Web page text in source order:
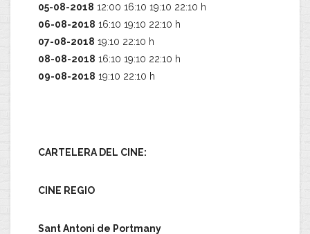
05-08-2018 12:00 16:10 19:10 22:10 h
06-08-2018 16:10 19:10 22:10 h
07-08-2018 19:10 22:10 h
08-08-2018 16:10 19:10 22:10 h
09-08-2018 19:10 22:10 h
CARTELERA DEL CINE:
CINE REGIO
Sant Antoni de Portmany